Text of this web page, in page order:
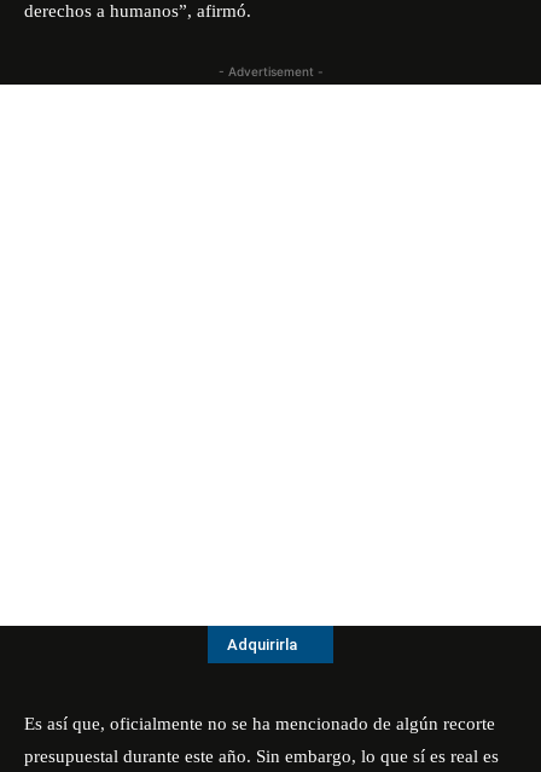
derechos a humanos”, afirmó.
- Advertisement -
Adquirirla
Es así que, oficialmente no se ha mencionado de algún recorte
presupuestal durante este año. Sin embargo, lo que sí es real es